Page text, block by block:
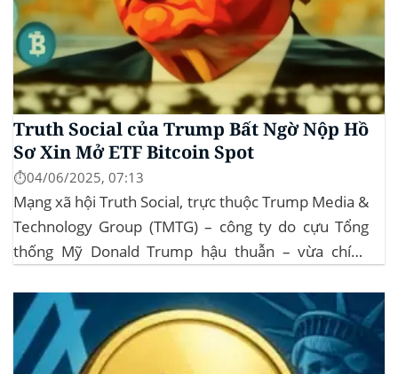
Truth Social của Trump Bất Ngờ Nộp Hồ
Sơ Xin Mở ETF Bitcoin Spot
⏱️04/06/2025, 07:13
Mạng xã hội Truth Social, trực thuộc Trump Media &
Technology Group (TMTG) – công ty do cựu Tổng
thống Mỹ Donald Trump hậu thuẫn – vừa chính
dịch Mỹ (SEC) để xin phê duyệt quỹ ETF Bitcoin...